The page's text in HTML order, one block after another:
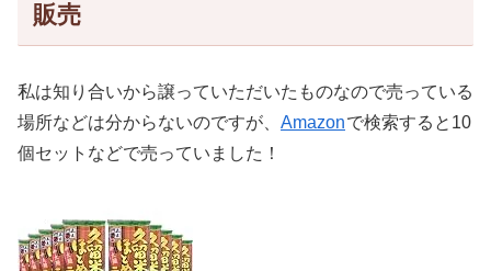
販売
私は知り合いから譲っていただいたものなので売っている
場所などは分からないのですが、 Amazonで検索すると10
個セットなどで売っていました！